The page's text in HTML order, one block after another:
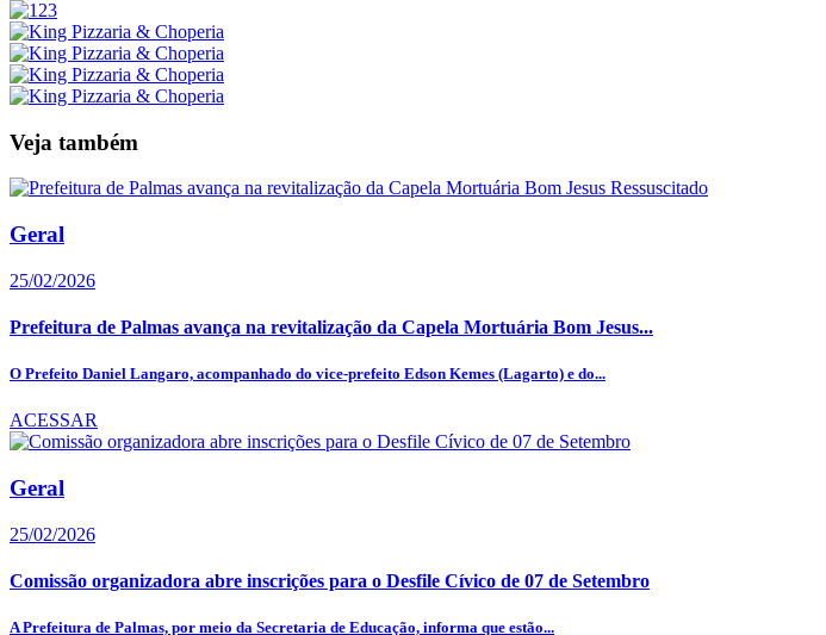
Veja também
Geral
25/02/2026
Prefeitura de Palmas avança na revitalização da Capela Mortuária Bom Jesus...
O Prefeito Daniel Langaro, acompanhado do vice-prefeito Edson Kemes (Lagarto) e do...
ACESSAR
Geral
25/02/2026
Comissão organizadora abre inscrições para o Desfile Cívico de 07 de Setembro
A Prefeitura de Palmas, por meio da Secretaria de Educação, informa que estão...